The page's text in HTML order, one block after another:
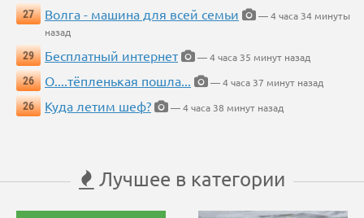
27
Волга - машина для всей семьи
— 4 часа 34 минуты
назад
29
Бесплатный интернет
— 4 часа 35 минут назад
26
О....тёпленькая пошла...
— 4 часа 37 минут назад
26
Куда летим шеф? — 4 часа 38 минут назад
Лучшее в категории